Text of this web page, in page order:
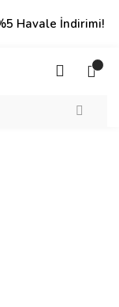
Havale İndirimi!